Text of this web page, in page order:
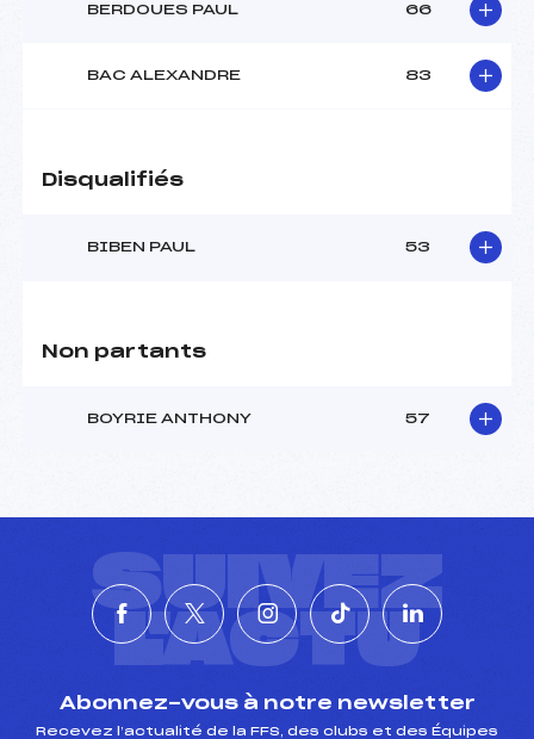
BERDOUES PAUL 66
BAC ALEXANDRE 83
Disqualifiés
BIBEN PAUL 53
Non partants
BOYRIE ANTHONY 57
SUIVEZ
L'ACTU
Abonnez-vous à notre newsletter
Recevez l’actualité de la FFS, des clubs et des Équipes